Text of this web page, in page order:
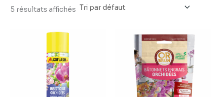
l5 résultats affichés